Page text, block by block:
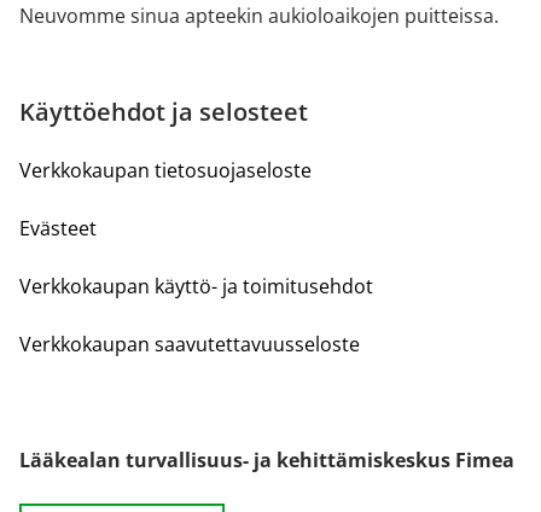
Neuvomme sinua apteekin aukioloaikojen puitteissa.
Käyttöehdot ja selosteet
Verkkokaupan tietosuojaseloste
Evästeet
Verkkokaupan käyttö- ja toimitusehdot
Verkkokaupan saavutettavuusseloste
Lääkealan turvallisuus- ja kehittämiskeskus Fimea